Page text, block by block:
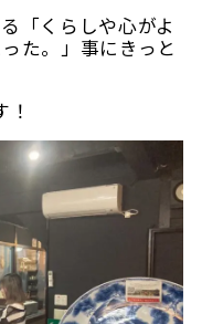
「くらしや心がよ
た。」事にきっと